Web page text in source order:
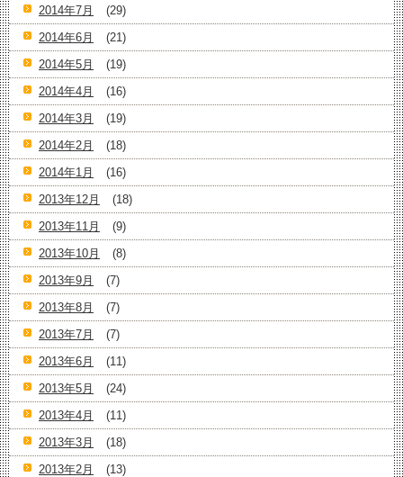
2014年7月
(29)
2014年6月
(21)
2014年5月
(19)
2014年4月
(16)
2014年3月
(19)
2014年2月
(18)
2014年1月
(16)
2013年12月
(18)
2013年11月
(9)
2013年10月
(8)
2013年9月
(7)
2013年8月
(7)
2013年7月
(7)
2013年6月
(11)
2013年5月
(24)
2013年4月
(11)
2013年3月
(18)
2013年2月
(13)